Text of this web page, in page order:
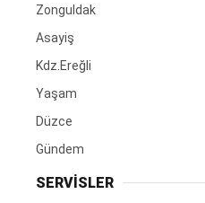
Zonguldak
Asayiş
Kdz.Ereğli
Yaşam
Düzce
Gündem
SERVİSLER